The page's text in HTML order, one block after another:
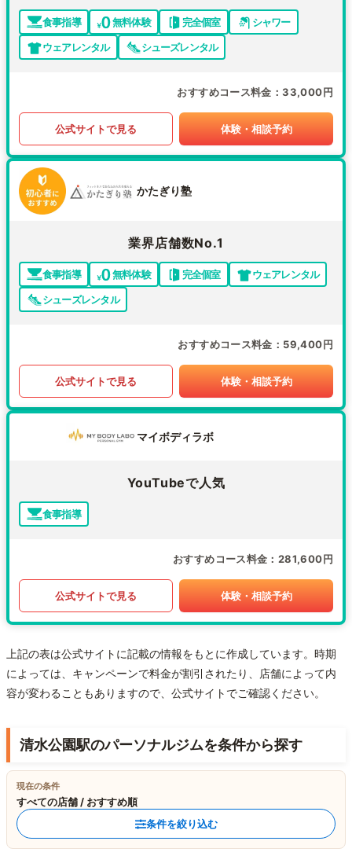
食事指導 無料体験 完全個室
シャワー
ウェアレンタル
シューズレンタル
おすすめコース料金 33,000円
公式サイトで見る 体験・相談予約
かたぎり塾
業界店舗数No.1
食事指導 無料体験 完全個室
ウェアレンタル
シューズレンタル
おすすめコース料金 59,400円
公式サイトで見る 体験・相談予約
マイボディラボ
YouTubeで人気
食事指導
おすすめコース料金 281,600円
公式サイトで見る 体験・相談予約
上記の表は公式サイトに記載の情報をもとに作成しています。時期
によっては、キャンペーンで料金が割引されたり、店舗によって内
容が変わることもありますので、公式サイトでご確認ください。
清水公園駅のパーソナルジムを条件から探す
現在の条件
すべての店舗 / おすすめ順
条件を絞り込む